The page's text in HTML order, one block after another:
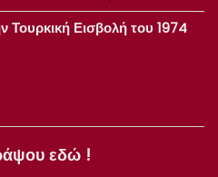
Εισβολή του 1974
εδώ !